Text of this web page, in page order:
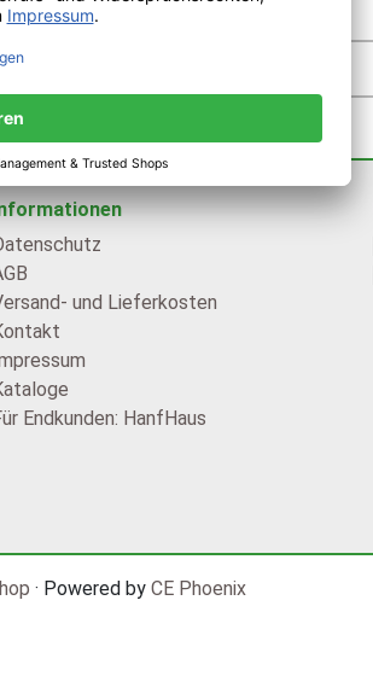
& Pflegehinweis
und Lieferkosten
Endkunden: HanfHaus
· Powered by CE Phoenix